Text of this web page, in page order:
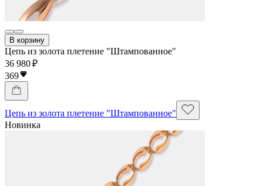
В корзину
Цепь из золота плетение "Штампованное"
36 980 ₽
369
Цепь из золота плетение "Штампованное"
Новинка